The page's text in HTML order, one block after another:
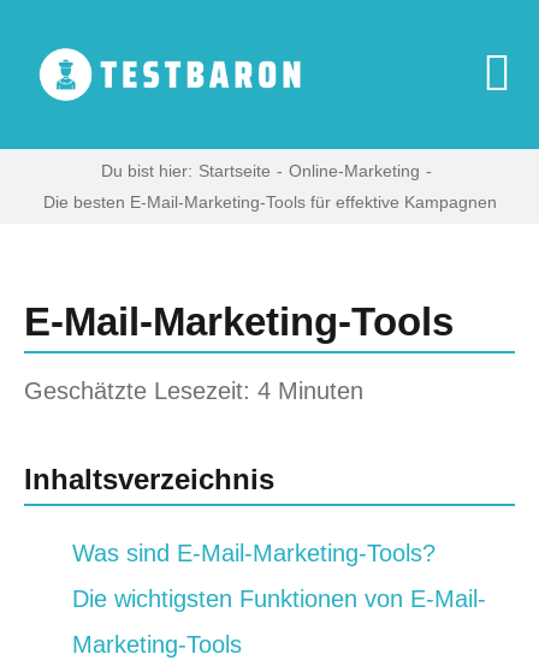
springen
Haushaltsgeräte
Blog
Du bist hier: Startseite
Online-Marketing
Die besten E-Mail-Marketing-Tools für effektive Kampagnen
BildE-Mail-Marketing-Tools
Geschätzte Lesezeit: 4 Minuten
Inhaltsverzeichnis
Was sind E-Mail-Marketing-Tools?
Die wichtigsten Funktionen von E-Mail-
Marketing-Tools